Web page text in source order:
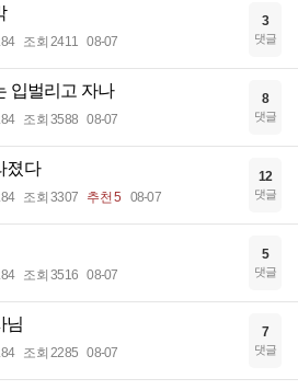
조회 2411 08-07
3
댓글
입벌리고 자나
조회 3588 08-07
8
댓글
졌다
조회 3307 추천 5 08-07
12
댓글
조회 3516 08-07
5
댓글
님
조회 2285 08-07
7
댓글